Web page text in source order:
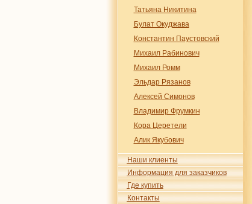
Татьяна Никитина
Булат Окуджава
Константин Паустовский
Михаил Рабинович
Михаил Ромм
Эльдар Рязанов
Алексей Симонов
Владимир Фрумкин
Кора Церетели
Алик Якубович
Наши клиенты
Информация для заказчиков
Где купить
Контакты